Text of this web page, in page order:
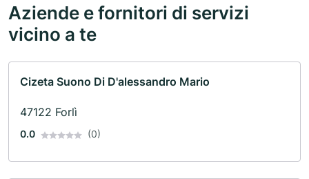
Aziende e fornitori di servizi
vicino a te
Cizeta Suono Di D'alessandro Mario
47122 Forlì
0.0 (0)